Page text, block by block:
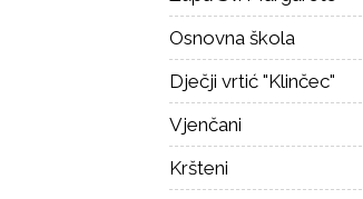
Osnovna škola
Dječji vrtić "Klinčec"
Vjenčani
Kršteni